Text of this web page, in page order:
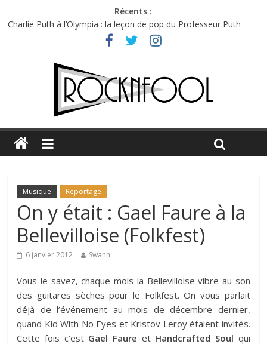
Récents :
Charlie Puth à l’Olympia : la leçon de pop du Professeur Puth
Festival Triptyque : un nouveau festival de musique indépendant
Hellfest 2026 vendredi : température et émotions en hausse
Hellfest 2026 jeudi : impossible de choisir entre chaleur et bonne
Première édition du Midgard Festival : entre bière, métal et
Musique Reportage
On y était : Gael Faure à la
Bellevilloise (Folkfest)
6 janvier 2012 Swann
Vous le savez, chaque mois la Bellevilloise vibre au son
des guitares sèches pour le Folkfest. On vous parlait
déjà de l’événement au mois de décembre dernier,
quand Kid With No Eyes et Kristov Leroyétaient invités.
Cette fois c’est Gael Faure etHandcrafted Soul qui